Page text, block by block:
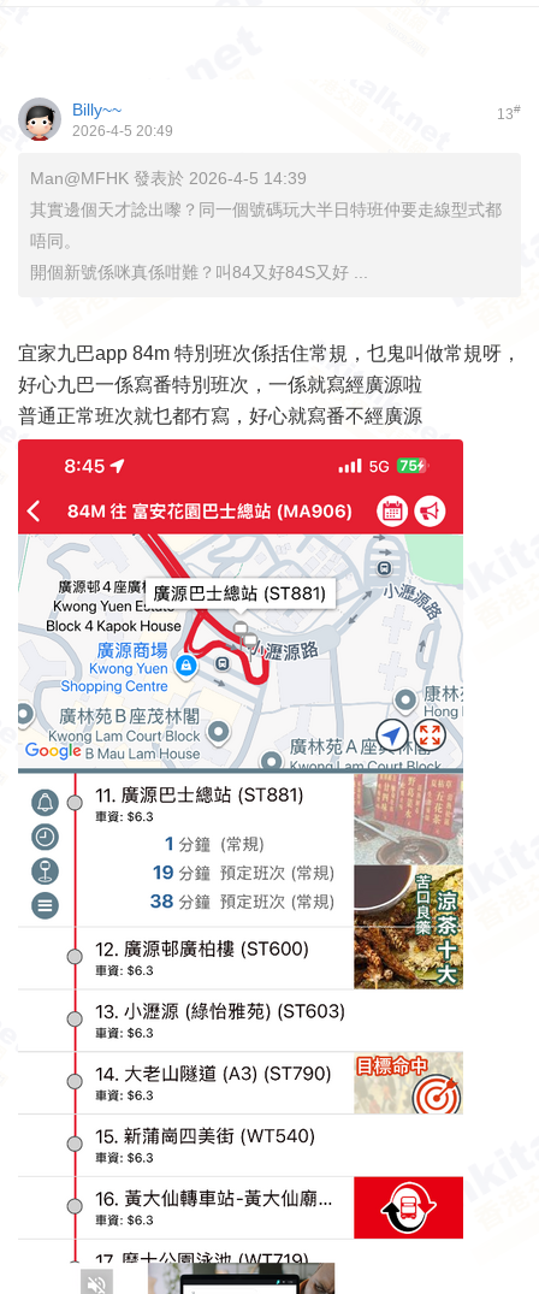
13#
Billy~~
2026-4-5 20:49
Man@MFHK 發表於 2026-4-5 14:39
其實邊個天才諗出嚟？同一個號碼玩大半日特班仲要走線型式都
唔同。
開個新號係咪真係咁難？叫84又好84S又好 ...
宜家九巴app 84m 特別班次係括住常規，乜鬼叫做常規呀，
好心九巴一係寫番特別班次，一係就寫經廣源啦
普通正常班次就乜都冇寫，好心就寫番不經廣源